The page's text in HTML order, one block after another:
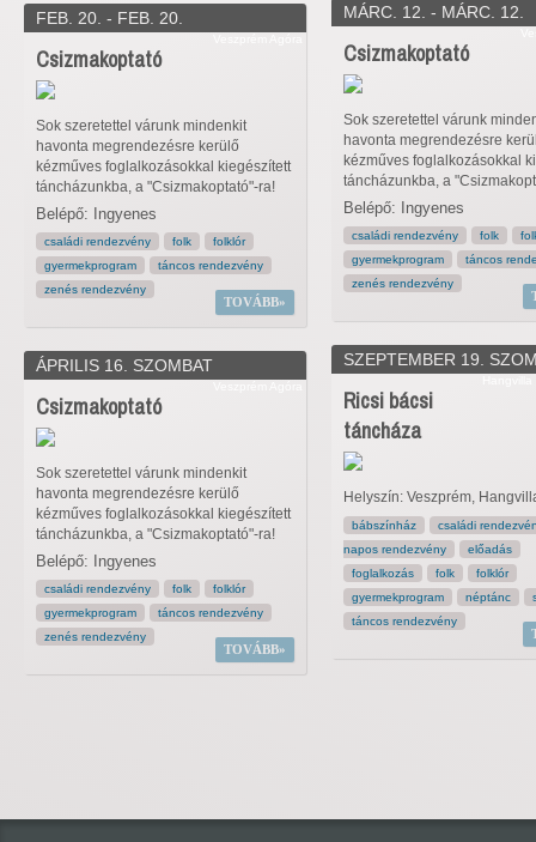
FEB. 20. - FEB. 20.
Csizmakoptató
Sok szeretettel várunk mindenkit
havonta megrendezésre kerülő
kézműves foglalkozásokkal kiegészített
táncházunkba, a "Csizmakoptató"-ra!
Belépő: Ingyenes
családi rendezvény folk
folklór
gyermekprogram
táncos rendezvény
zenés rendezvény
TOVÁBB
ÁPRILIS 16. SZOMBAT
Csizmakoptató
Sok szeretettel várunk mindenkit
havonta megrendezésre kerülő
kézműves foglalkozásokkal kiegészített
táncházunkba, a "Csizmakoptató"-ra!
Belépő: Ingyenes
családi rendezvény folk
folklór
gyermekprogram
táncos rendezvény
zenés rendezvény
TOVÁBB
MÁRC. 12. - MÁRC. 12.
Csizmakoptató
Sok szeretettel várunk
havonta megrendezésre
kézműves foglalkozásokkal
táncházunkba, a
Belépő: Ingyenes
családi rendezvény folk
gyermekprogram
táncos
zenés rendezvény
SZEPTEMBER 19.
Ricsi bácsi
táncháza
Helyszín: Veszprém,
bábszínház
családi
napos rendezvény
előadás
foglalkozás
folk
folklór
gyermekprogram
néptánc
táncos rendezvény